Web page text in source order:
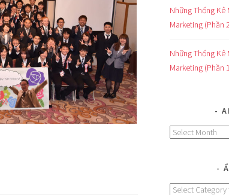
Những Thống Kê
Marketing (Phần
Những Thống Kê
Marketing (Phần
Archives
Ẩm